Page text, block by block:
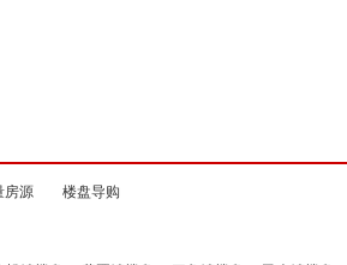
房源 楼盘导购